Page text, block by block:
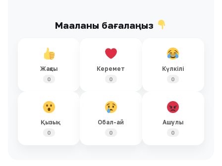
Мақаланы бағалаңыз
Жақсы
0
Керемет
0
Күлкілі
0
Қызық
0
Обал-ай
0
Ашулы
0